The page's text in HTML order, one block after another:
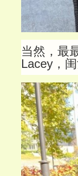
当然，最
Lacey，